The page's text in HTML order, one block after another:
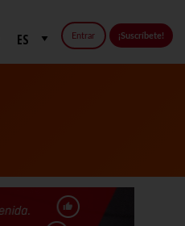
Entrar ¡Suscríbete!